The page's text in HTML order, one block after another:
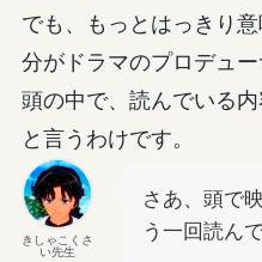
でも、もっとはっきり
分がドラマのプロデュ
頭の中で、読んでいる内
と言うわけです。
きしゃこくさ
い先生
さあ、頭で
う一回読ん